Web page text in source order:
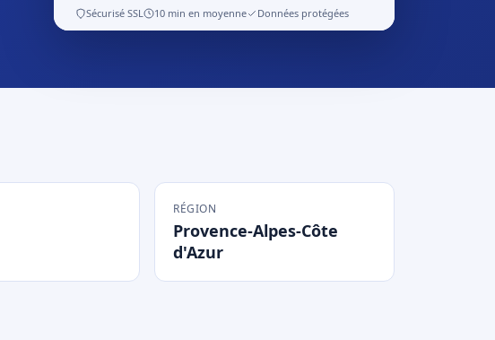
Sécurisé SSL 10 min en moyenne Données protégées
RÉGION
Provence-Alpes-Côte
d'Azur